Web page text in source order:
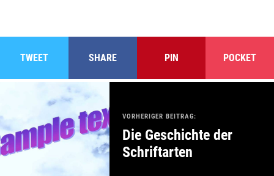
TWEET SHARE PIN POCKET
VORHERIGER BEITRAG:
Die Geschichte der
Schriftarten